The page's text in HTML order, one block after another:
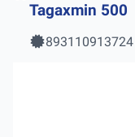
Tagaxmin 500
893110913724